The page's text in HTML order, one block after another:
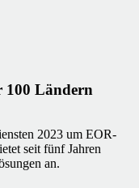
100 Ländern
2023 um EOR-
seit fünf Jahren
an.